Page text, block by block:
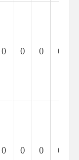
0 0 0 0
0 0 0 0